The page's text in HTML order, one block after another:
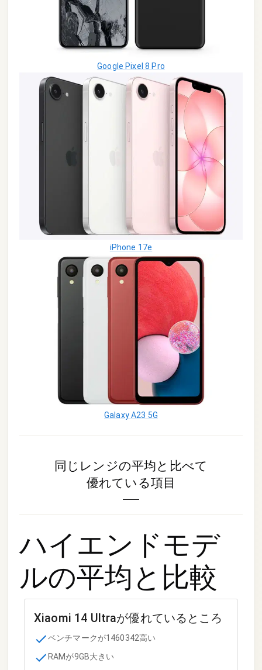
Google Pixel 8 Pro
iPhone 17e
Galaxy A23 5G
同じレンジの平均と比べて
優れている項目
ハイエンドモデ
ルの平均と比較
Xiaomi 14 Ultraが優れているところ
ベンチマークが1460342高い
RAMが9GB大きい